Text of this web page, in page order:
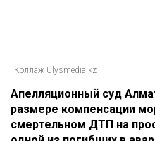
Коллаж Ulysmedia.kz
Апелляционный суд
размере компенсации
смертельном ДТП на